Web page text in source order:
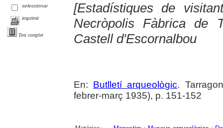
seleccionar
imprimir
Text complet
[Estadístiques de
Necròpolis Fàbrica de
Castell d'Escornalbou
En: Butlletí arqueològic.
febrer-març 1935), p. 151-152